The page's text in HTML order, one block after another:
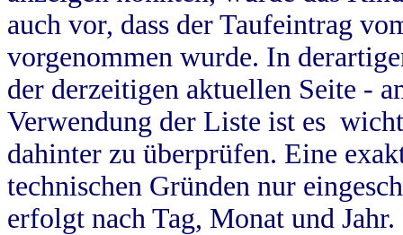
auch vor, dass der Taufeintrag
vorgenommen wurde. In
der derzeitigen aktuellen Seite -
Verwendung der Liste ist es
dahinter zu überprüfen. Eine
technischen Gründen nur
erfolgt nach Tag, Monat und Jahr.